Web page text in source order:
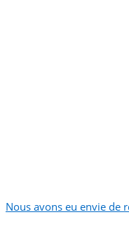
Nous avons eu envie de